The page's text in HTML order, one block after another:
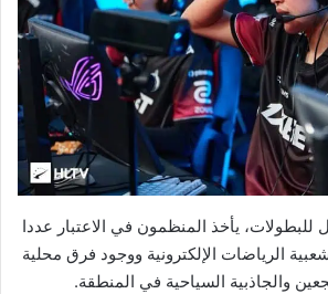
للبطولات، يأخذ المنظمون في الاعتبار عددا
الرياضات الإلكترونية ووجود فرق محلية
والجاذبية السياحية في المنطقة.